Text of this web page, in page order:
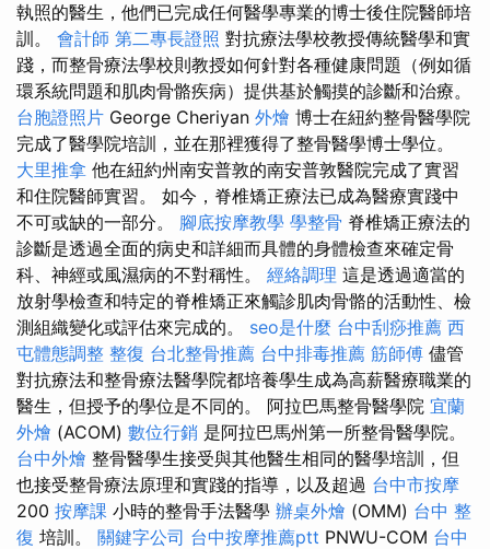
執照的醫生，他們已完成任何醫學專業的博士後住院醫師培
訓。 會計師 第二專長證照 對抗療法學校教授傳統醫學和實
踐，而整骨療法學校則教授如何針對各種健康問題（例如循
環系統問題和肌肉骨骼疾病）提供基於觸摸的診斷和治療。
台胞證照片 George Cheriyan 外燴 博士在紐約整骨醫學院
完成了醫學院培訓，並在那裡獲得了整骨醫學博士學位。
大里推拿 他在紐約州南安普敦的南安普敦醫院完成了實習
和住院醫師實習。 如今，脊椎矯正療法已成為醫療實踐中
不可或缺的一部分。 腳底按摩教學 學整骨 脊椎矯正療法的
診斷是透過全面的病史和詳細而具體的身體檢查來確定骨
科、神經或風濕病的不對稱性。 經絡調理 這是透過適當的
放射學檢查和特定的脊椎矯正來觸診肌肉骨骼的活動性、檢
測組織變化或評估來完成的。 seo是什麼 台中刮痧推薦 西
屯體態調整 整復 台北整骨推薦 台中排毒推薦 筋師傅 儘管
對抗療法和整骨療法醫學院都培養學生成為高薪醫療職業的
醫生，但授予的學位是不同的。 阿拉巴馬整骨醫學院 宜蘭
外燴 (ACOM) 數位行銷 是阿拉巴馬州第一所整骨醫學院。
台中外燴 整骨醫學生接受與其他醫生相同的醫學培訓，但
也接受整骨療法原理和實踐的指導，以及超過 台中市按摩
200 按摩課 小時的整骨手法醫學 辦桌外燴 (OMM) 台中 整
復 培訓。 關鍵字公司 台中按摩推薦ptt PNWU-COM 台中